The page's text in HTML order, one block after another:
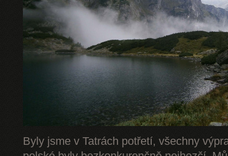
Byly jsme v Tatrách potřetí, všechny